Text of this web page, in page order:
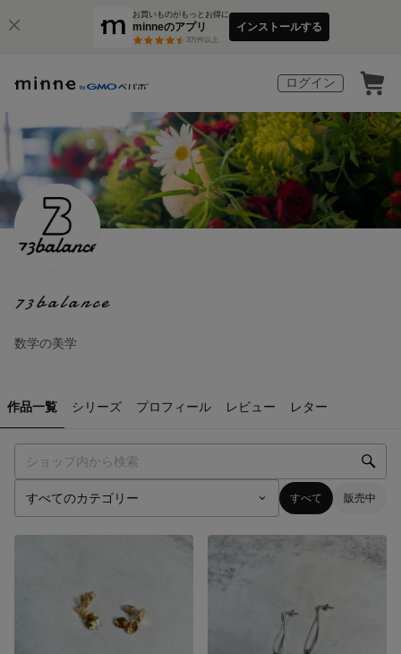
お買いものがもっとお得に
minneのアプリ
3万件以上
インストールする
ログイン
73balance
数学の美学
作品一覧 シリーズ プロフィール レビュー レター
すべて 販売中